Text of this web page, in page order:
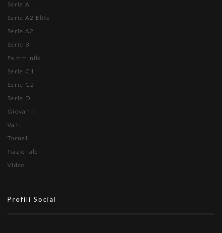
Serie A
Serie A2 Élite
Serie A2
Serie B
Femminile
Serie C1
Serie C2
Serie D
Giovanili
Vari
Tornei
Nazionale
Video
Profili Social